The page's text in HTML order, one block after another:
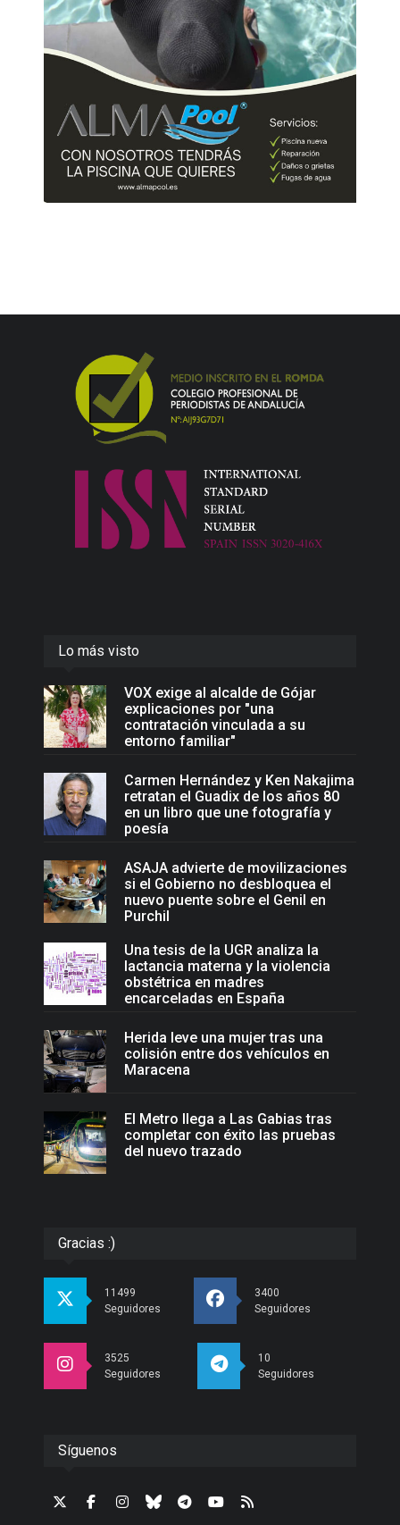
Lo más visto
VOX exige al alcalde de Gójar
explicaciones por "una
contratación vinculada a su
entorno familiar"
Carmen Hernández y Ken Nakajima
retratan el Guadix de los años 80
en un libro que une fotografía y
poesía
ASAJA advierte de movilizaciones
si el Gobierno no desbloquea el
nuevo puente sobre el Genil en
Purchil
Una tesis de la UGR analiza la
lactancia materna y la violencia
obstétrica en madres
encarceladas en España
Herida leve una mujer tras una
colisión entre dos vehículos en
Maracena
El Metro llega a Las Gabias tras
completar con éxito las pruebas
del nuevo trazado
Gracias :)
11499
Seguidores
3400
Seguidores
3525
Seguidores
10
Seguidores
Síguenos